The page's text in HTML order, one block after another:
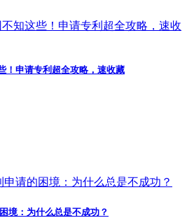
！申请专利超全攻略，速收藏
境：为什么总是不成功？